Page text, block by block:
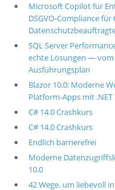
Microsoft Copilot für
DSGVO-Compliance für
SQL Server
echte Lösungen —
Ausführungsplan
Blazor 10.0: Moderne
Platform-Apps mit .NET
C# 14.0 Crashkurs
C# 14.0 Crashkurs
Endlich barrierefrei
Moderne
10.0
42 Wege, um liebevoll